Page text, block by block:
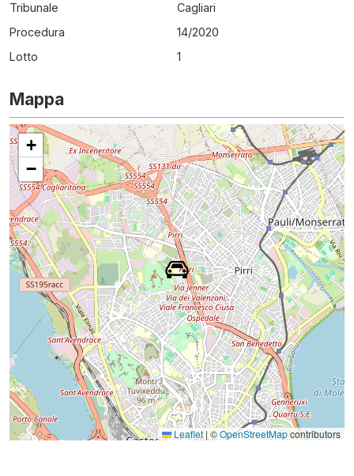
Tribunale
Cagliari
Procedura
14/2020
Lotto
1
Mappa
+
−
Leaflet |©OpenStreetMapcontributors